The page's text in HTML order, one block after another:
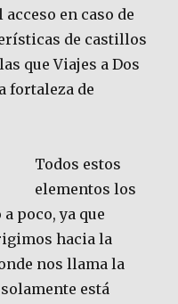
en caso de
de castillos
que Viajes a Dos
fortaleza de
Todos estos
elementos los
poco, ya que
hacia la
nos llama la
está